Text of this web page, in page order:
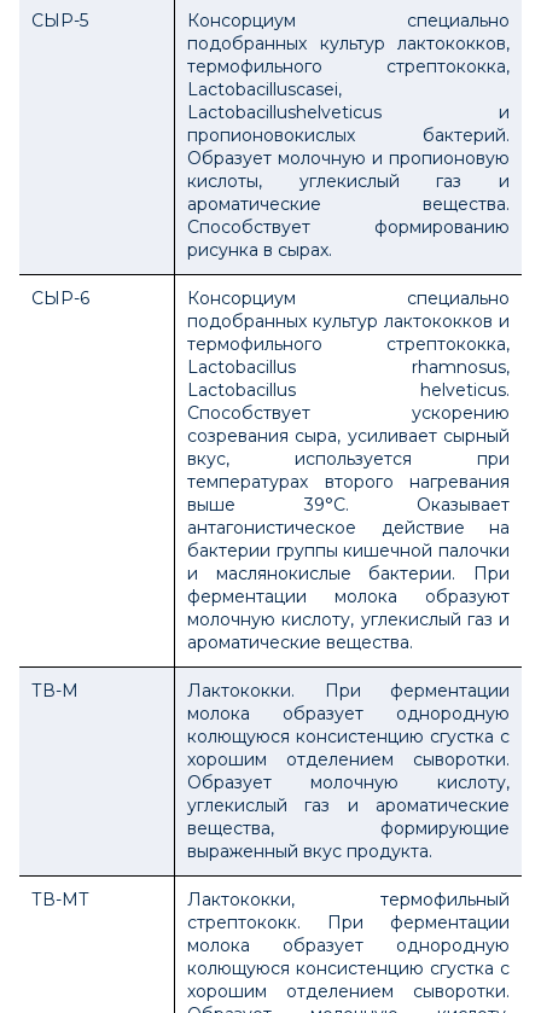
СЫР-5
Консорциум специально
подобранных культур лактококков,
термофильного стрептококка,
Lactobacilluscasei,
Lactobacillushelveticus и
пропионовокислых бактерий.
Образует молочную и пропионовую
кислоты, углекислый газ и
ароматические вещества.
Способствует формированию
рисунка в сырах.
СЫР-6
Консорциум специально
подобранных культур лактококков и
термофильного стрептококка,
Lactobacillus rhamnosus,
Lactobacillus hеlveticus.
Способствует ускорению
созревания сыра, усиливает сырный
вкус, используется при
температурах второго нагревания
выше 39°С. Оказывает
антагонистическое действие на
бактерии группы кишечной палочки
и маслянокислые бактерии. При
ферментации молока образуют
молочную кислоту, углекислый газ и
ароматические вещества.
ТВ-М
Лактококки. При ферментации
молока образует однородную
колющуюся консистенцию сгустка с
хорошим отделением сыворотки.
Образует молочную кислоту,
углекислый газ и ароматические
вещества, формирующие
выраженный вкус продукта.
ТВ-МТ
Лактококки, термофильный
стрептококк. При ферментации
молока образует однородную
колющуюся консистенцию сгустка с
хорошим отделением сыворотки.